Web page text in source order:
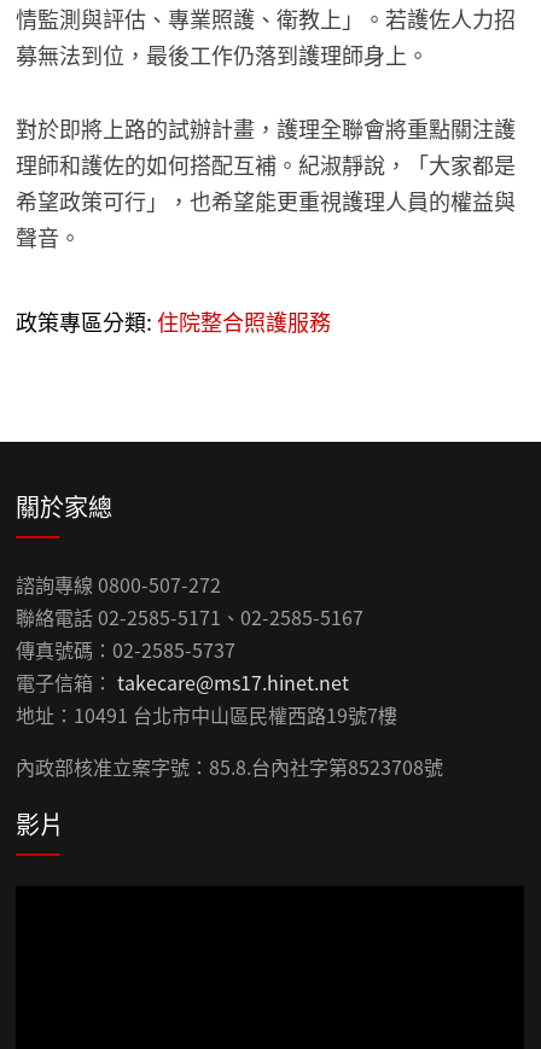
情監測與評估、專業照護、衛教上」。若護佐人力招
募無法到位，最後工作仍落到護理師身上。
對於即將上路的試辦計畫，護理全聯會將重點關注護
理師和護佐的如何搭配互補。紀淑靜說，「大家都是
希望政策可行」，也希望能更重視護理人員的權益與
聲音。
政策專區分類:住院整合照護服務
關於家總
諮詢專線 0800-507-272
聯絡電話 02-2585-5171、02-2585-5167
傳真號碼：02-2585-5737
電子信箱：takecare@ms17.hinet.net
地址：10491 台北市中山區民權西路19號7樓
內政部核准立案字號：85.8.台內社字第8523708號
影片